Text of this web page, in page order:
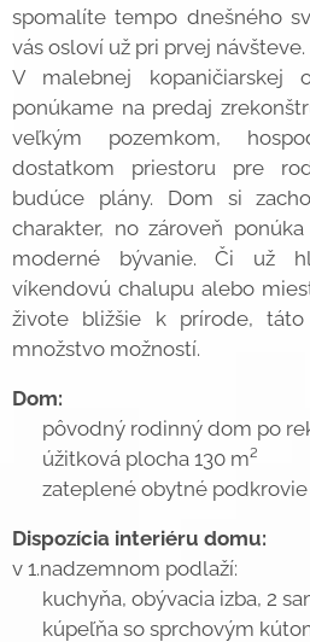
spomalíte tempo dnešného
vás osloví už pri prvej návšteve.
V malebnej kopaničiarskej
ponúkame na predaj
veľkým pozemkom,
dostatkom priestoru pre
budúce plány. Dom si
charakter, no zároveň
moderné bývanie. Či už
víkendovú chalupu alebo
živote bližšie k prírode, táto
množstvo možností.
Dom:
✔ pôvodný rodinný dom po
✔ úžitková plocha 130 m²
✔ zateplené obytné podkrovie
Dispozícia interiéru domu:
v 1.nadzemnom podlaží:
✔ kuchyňa, obývacia izba, 2
✔ kúpeľňa so sprchovým